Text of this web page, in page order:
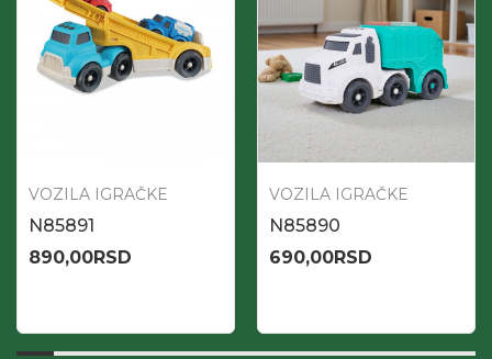
VOZILA IGRAČKE
N85891
890,00RSD
VOZILA IGRAČKE
N85890
690,00RSD